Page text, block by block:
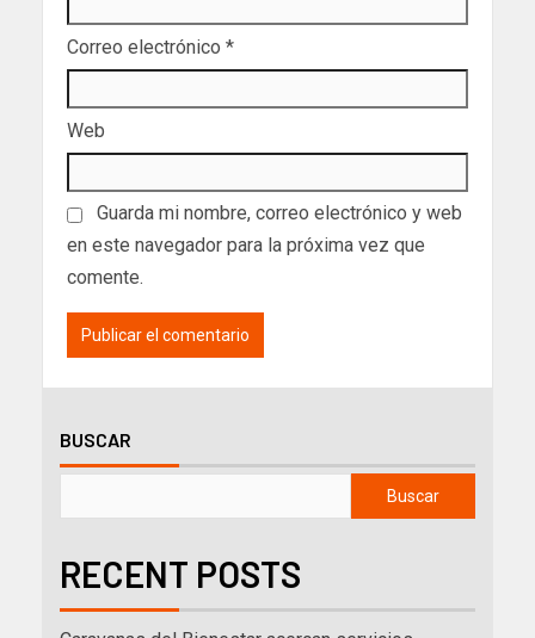
Correo electrónico *
Web
Guarda mi nombre, correo electrónico y web
en este navegador para la próxima vez que
comente.
BUSCAR
Buscar
RECENT POSTS